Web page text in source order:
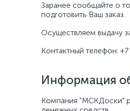
Заранее сообщайте о
подготовить Ваш заказ.
Осуществляем выдачу
Контактный телефон:
Информация
Компания "МСКДоски"